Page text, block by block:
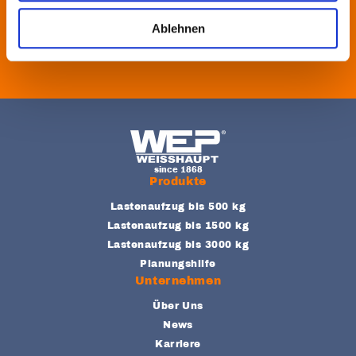
Ablehnen
FOOTER-NAVIGATION
Produkte
Lastenaufzug bis 500 kg
Lastenaufzug bis 1500 kg
Lastenaufzug bis 3000 kg
Planungshilfe
Unternehmen
Über Uns
News
Karriere